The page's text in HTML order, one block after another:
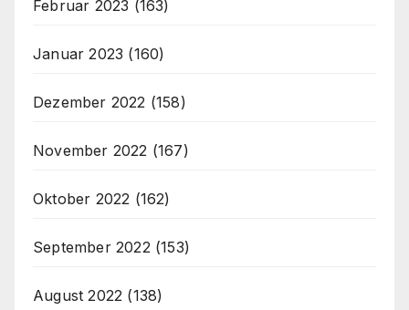
Februar 2023 (163)
Januar 2023 (160)
Dezember 2022 (158)
November 2022 (167)
Oktober 2022 (162)
September 2022 (153)
August 2022 (138)